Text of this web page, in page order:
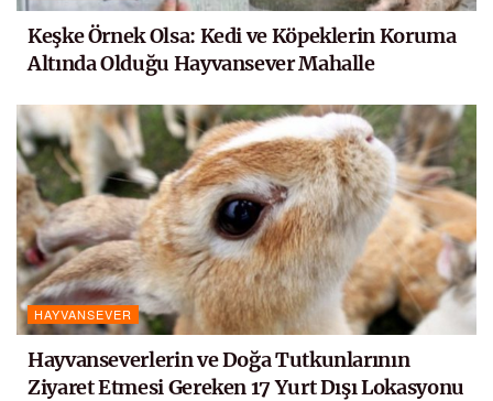
Keşke Örnek Olsa: Kedi ve Köpeklerin Koruma
Altında Olduğu Hayvansever Mahalle
HAYVANSEVER
Hayvanseverlerin ve Doğa Tutkunlarının
Ziyaret Etmesi Gereken 17 Yurt Dışı Lokasyonu